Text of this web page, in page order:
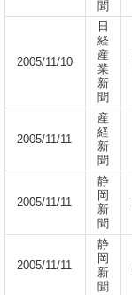
聞
2005/11/10
日
経
産
業
新
聞
2005/11/11
産
経
新
聞
2005/11/11
静
岡
新
聞
2005/11/11
静
岡
新
聞